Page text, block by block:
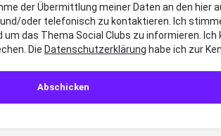
der Übermittlung meiner Daten an den hier
oder telefonisch zu kontaktieren. Ich
das Thema Social Clubs zu informieren.
Die Datenschutzerklärung habe ich zur